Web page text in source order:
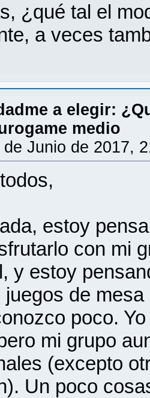
¿qué tal el
a veces
a elegir:
medio
de Junio de 2017,
estoy
con mi
y estoy
juegos de
poco.
mi grupo
(excepto
Un poco